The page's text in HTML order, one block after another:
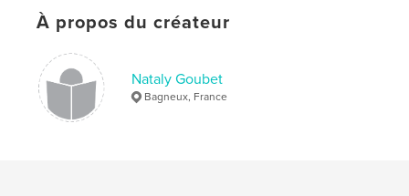
Mots-clés
toiles
À propos du créateur
Nataly Goubet
Bagneux, France